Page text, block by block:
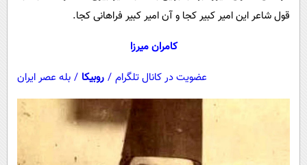
قول شاعر این امیر کبیر کجا و آن امیر کبیر فراهانی کجا.
کامران میرزا
عضویت در کانال تلگرام / روبیکا / بله عصر ایران